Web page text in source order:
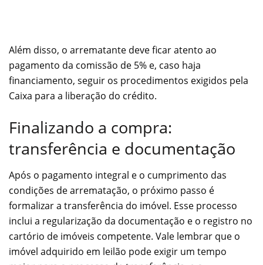
Além disso, o arrematante deve ficar atento ao
pagamento da comissão de 5% e, caso haja
financiamento, seguir os procedimentos exigidos pela
Caixa para a liberação do crédito.
Finalizando a compra:
transferência e documentação
Após o pagamento integral e o cumprimento das
condições de arrematação, o próximo passo é
formalizar a transferência do imóvel. Esse processo
inclui a regularização da documentação e o registro no
cartório de imóveis competente. Vale lembrar que o
imóvel adquirido em leilão pode exigir um tempo